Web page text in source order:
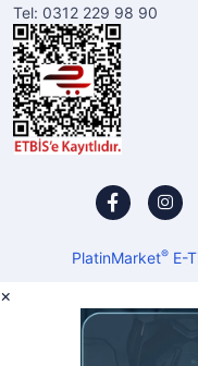
Tel: 0312 229 98 90
PlatinMarket®E-
×